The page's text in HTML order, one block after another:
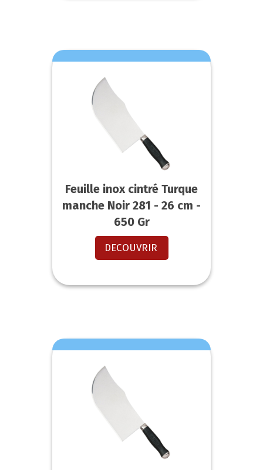
Feuille inox cintré Turque
manche Noir 281 - 26 cm -
650 Gr
DECOUVRIR